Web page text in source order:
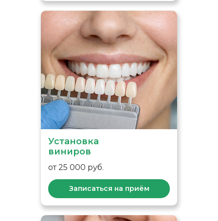
от 25 000 руб.
Установка
виниров
Записаться на приём